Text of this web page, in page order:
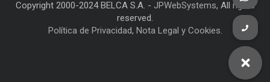
Copyright 2000-2024 BELCA S.A. - JPWebSystems, All rights
reserved.
Política de Privacidad, Nota Legal y Cookies.